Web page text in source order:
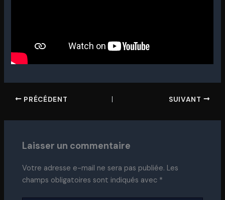
PRÉCÉDENT SUIVANT
Laisser un commentaire
Votre adresse e-mail ne sera pas publiée. Les
champs obligatoires sont indiqués avec *